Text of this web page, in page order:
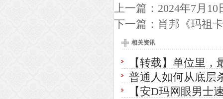
上一篇： 2024年7月
下一篇： 肖邦《玛祖
相关资讯
【转载】单位里
普通人如何从底层
【安D玛网眼男士